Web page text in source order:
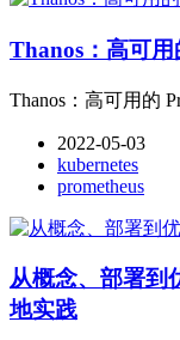
Thanos：高可用
Thanos：高可用的
2022-05-03
kubernetes
prometheus
从概念、部署到
地实践